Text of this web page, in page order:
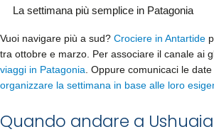
La settimana più semplice in Patagonia
Vuoi navigare più a sud? Crociere in Antartide
tra ottobre e marzo. Per associare il canale ai
viaggi in Patagonia . Oppure comunicaci le
organizzare la settimana in base alle loro
Quando andare a Ushuaia